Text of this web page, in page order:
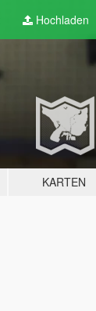
Hochladen
KARTEN